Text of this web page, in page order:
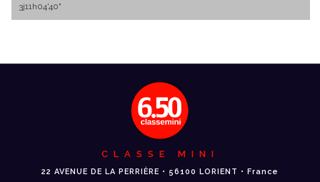
3j11h04'40"
CLASSE MINI
22 AVENUE DE LA PERRIÈRE • 56100 LORIENT • France